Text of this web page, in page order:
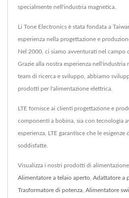
specialmente nell'industria magnetica.
Li Tone Electronics è stata fondata a
esperienza nella progettazione e
Nel 2000, ci siamo avventurati nel campo
Grazie alla nostra esperienza nell'industria
team di ricerca e sviluppo, abbiamo
prodotti per l'alimentazione elettrica.
LTE fornisce ai clienti progettazione e
componenti a bobina, sia con tecnologia
esperienza, LTE garantisce che le
soddisfatte.
Visualizza i nostri prodotti di
Alimentatore a telaio aperto Adattatore a
Trasformatore di potenza Alimentatore